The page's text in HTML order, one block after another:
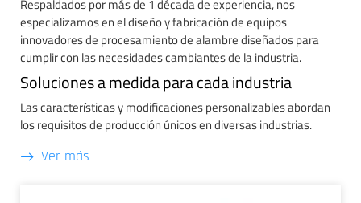
Respaldados por más de 1 década de experiencia, nos
especializamos en el diseño y fabricación de equipos
innovadores de procesamiento de alambre diseñados para
cumplir con las necesidades cambiantes de la industria.
Soluciones a medida para cada industria
Las características y modificaciones personalizables abordan
los requisitos de producción únicos en diversas industrias.
Ver más